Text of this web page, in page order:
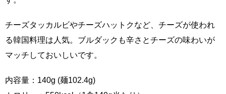
チーズタッカルビやチーズハットクなど、チーズが使われ
る韓国料理は人気。ブルダックも辛さとチーズの味わいが
マッチしておいしいです。
内容量：140g (麺102.4g)